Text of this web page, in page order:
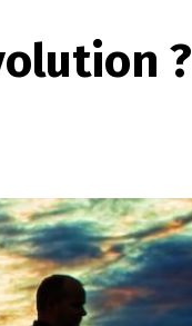
?